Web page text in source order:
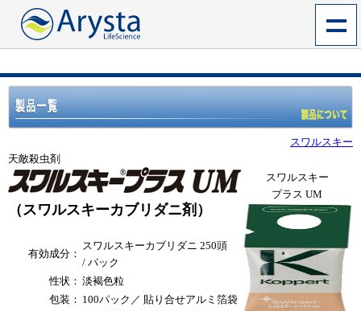
スワルスキー
天敵殺虫剤
スワルスキー
プラス UM
（スワルスキーカブリダニ剤）
有効成分：
スワルスキーカブリダニ 250頭
/ パック
性状： 淡褐色粒
包装： 100パック／ 貼り合せアルミ箔袋